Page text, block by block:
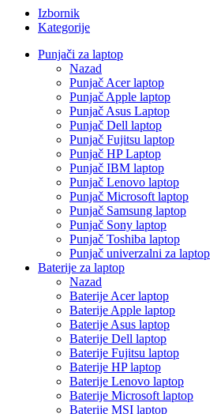
Izbornik
Kategorije
Punjači za laptop
Nazad
Punjač Acer laptop
Punjač Apple laptop
Punjač Asus Laptop
Punjač Dell laptop
Punjač Fujitsu laptop
Punjač HP Laptop
Punjač IBM laptop
Punjač Lenovo laptop
Punjač Microsoft laptop
Punjač Samsung laptop
Punjač Sony laptop
Punjač Toshiba laptop
Punjač univerzalni za laptop
Baterije za laptop
Nazad
Baterije Acer laptop
Baterije Apple laptop
Baterije Asus laptop
Baterije Dell laptop
Baterije Fujitsu laptop
Baterije HP laptop
Baterije Lenovo laptop
Baterije Microsoft laptop
Baterije MSI laptop